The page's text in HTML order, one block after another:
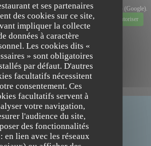
et ses partenaires
des cookies sur ce site,
impliquer la collecte
données à caractère
Les cookies dits «
» sont obligatoires
par défaut. D'autres
facultatifs nécessitent
consentement. Ces
facultatifs servent à
votre navigation,
l'audience du site,
des fonctionnalités
en lien avec les réseaux
Waze, vous devez accepter les cookies Waze Map (Google).
des données de navigation et de localisation.
Autoriser